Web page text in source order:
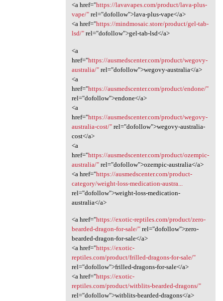
<a href="https://lavavapes.com/product/lava-plus-
vape/"rel="dofollow">lava-plus-vape</a>
<a href="https://mindmosaic.store/product/gel-tab-
lsd/"rel="dofollow">gel-tab-lsd</a>
<a
href="https://ausmedscenter.com/product/wegovy-
australia/"rel="dofollow">wegovy-australia</a>
<a
href="https://ausmedscenter.com/product/endone/"
rel="dofollow">endone</a>
<a
href="https://ausmedscenter.com/product/wegovy-
australia-cost/"rel="dofollow">wegovy-australia-
cost</a>
<a
href="https://ausmedscenter.com/product/ozempic-
australia/"rel="dofollow">ozempic-australia</a>
<a href="https://ausmedscenter.com/product-
category/weight-loss-medication-austra...
rel="dofollow">weight-loss-medication-
australia</a>
<a href="https://exotic-reptiles.com/product/zero-
bearded-dragon-for-sale/"rel="dofollow">zero-
bearded-dragon-for-sale</a>
<a href="https://exotic-
reptiles.com/product/frilled-dragons-for-sale/"
rel="dofollow">frilled-dragons-for-sale</a>
<a href="https://exotic-
reptiles.com/product/witblits-bearded-dragons/"
rel="dofollow">witblits-bearded-dragons</a>